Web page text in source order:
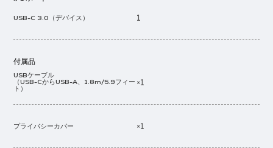
USB-C 3.0（デバイス） 1
付属品
USBケーブル
（USB-CからUSB-A、1.8m/5.9フィー
ト）
×1
プライバシーカバー ×1